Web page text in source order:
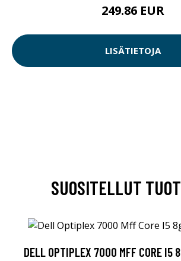
249.86 EUR
LISÄTIETOJA
SUOSITELLUT
DELL OPTIPLEX 7000 MFF CORE I5